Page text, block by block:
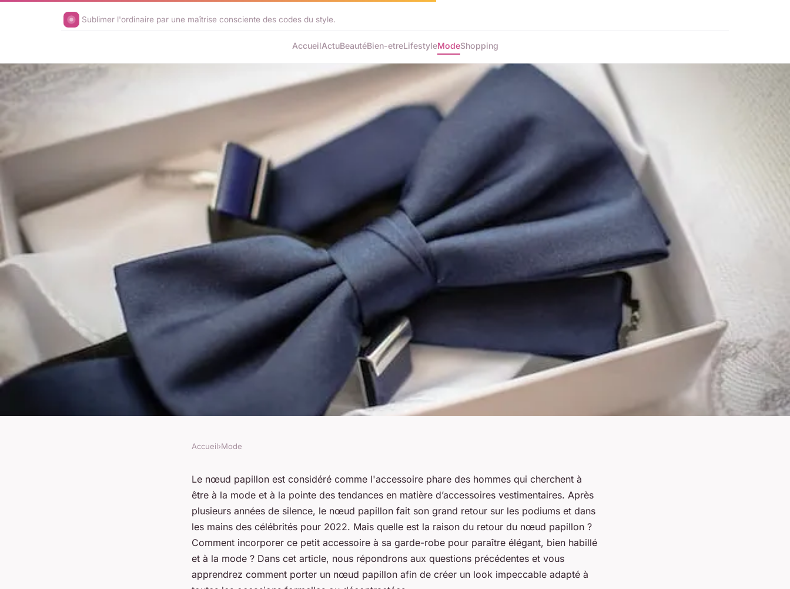
Sublimer l'ordinaire par une maîtrise consciente des codes du style.
AccueilActuBeautéBien-etreLifestyleModeShopping
Noeud papillon tendance 2022 :
L'accessoire incontournable pour
hommes élégants
Accueil›Mode
Le nœud papillon est considéré comme l'accessoire phare des hommes qui cherchent à
être à la mode et à la pointe des tendances en matière d’accessoires vestimentaires. Après
plusieurs années de silence, le nœud papillon fait son grand retour sur les podiums et dans
les mains des célébrités pour 2022. Mais quelle est la raison du retour du nœud papillon ?
Comment incorporer ce petit accessoire à sa garde-robe pour paraître élégant, bien habillé
et à la mode ? Dans cet article, nous répondrons aux questions précédentes et vous
apprendrez comment porter un nœud papillon afin de créer un look impeccable adapté à